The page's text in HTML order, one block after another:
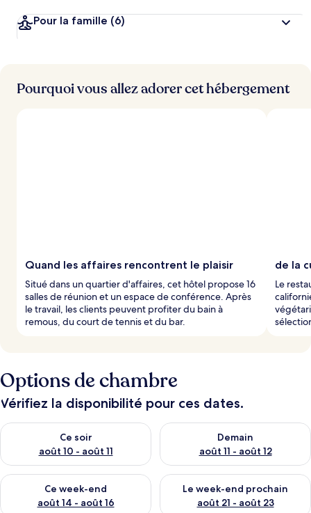
Pour la famille (6)
Pourquoi vous allez adorer cet hébergement
Quand les affaires rencontrent le plaisir
Situé dans un quartier d'affaires, cet hôtel propose 16
salles de réunion et un espace de conférence. Après
le travail, les clients peuvent profiter du bain à
remous, du court de tennis et du bar.
de la
Le
Options de chambre
Vérifiez la disponibilité pour ces dates.
Ce soir
août 10 - août 11
Vérifier la disponibilité pour ce soir août 10 - août 11
Demain
août 11 - août 12
Vérifier la disponibilité pour
Ce week-end
août 14 - août 16
Vérifier la disponibilité pour ce week-end août 14 - août 16
Le week-end prochain
août 21 - août 23
Vérifier la disponibilité pour